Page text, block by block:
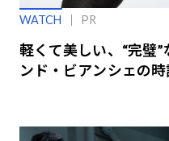
WATCH PR
軽くて美しい、“完璧
ンド・ビアンシェの